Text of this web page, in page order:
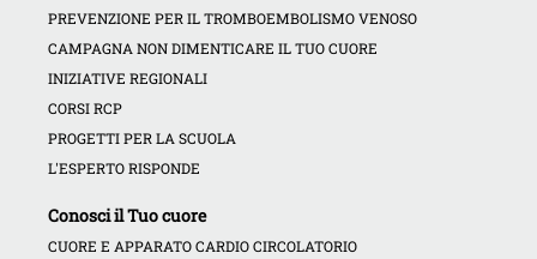
PREVENZIONE PER IL TROMBOEMBOLISMO VENOSO
CAMPAGNA NON DIMENTICARE IL TUO CUORE
INIZIATIVE REGIONALI
CORSI RCP
PROGETTI PER LA SCUOLA
L'ESPERTO RISPONDE
Conosci il Tuo cuore
CUORE E APPARATO CARDIO CIRCOLATORIO